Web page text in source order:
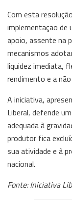
Com esta
implementação de
apoio, assente na
mecanismos
liquidez imediata,
rendimento e a
A iniciativa,
Liberal, defende
adequada à
produtor fica
sua atividade e à
nacional.
Fonte: Iniciativa